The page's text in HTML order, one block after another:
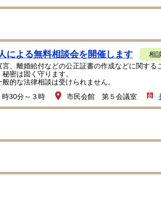
による無料相談会を開催します
相
、離婚給付などの公正証書の作成などに関する
密は固く守ります。
的な法律相談は受けられません。
30分～３時
市民会館 第５会議室